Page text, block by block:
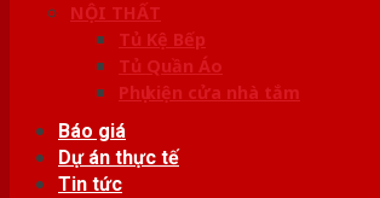
NỘI THẤT
Tủ Kệ Bếp
Tủ Quần Áo
Phụ kiện cửa nhà tắm
Báo giá
Dự án thực tế
Tin tức